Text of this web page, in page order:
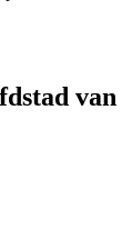
van